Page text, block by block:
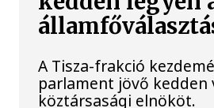
A Tisza-frakció
parlament jövő kedden
köztársasági elnököt.